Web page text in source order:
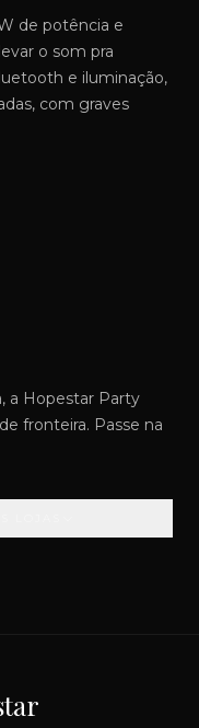
de potência e
o som pra
e iluminação,
com graves
a Hopestar Party
fronteira. Passe na